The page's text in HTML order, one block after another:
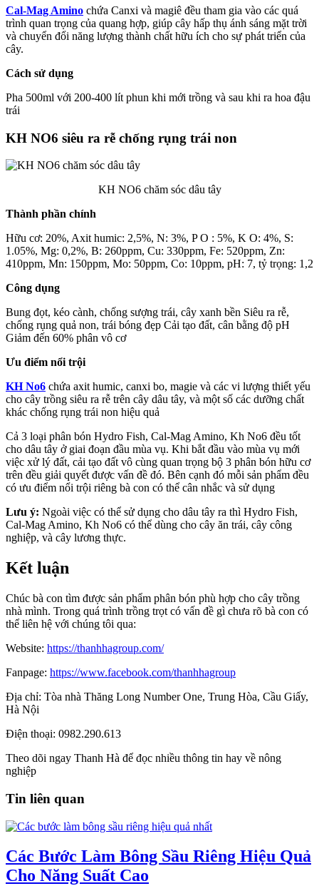
Cal-Mag Amino chứa Canxi và magiê đều tham gia vào các quá
trình quan trọng của quang hợp, giúp cây hấp thụ ánh sáng mặt trời
và chuyển đổi năng lượng thành chất hữu ích cho sự phát triển của
cây.
Cách sử dụng
Pha 500ml với 200-400 lít phun khi mới trồng và sau khi ra hoa đậu
trái
KH NO6 siêu ra rễ chống rụng trái non
KH NO6 chăm sóc dâu tây
Thành phần chính
Hữu cơ: 20%, Axit humic: 2,5%, N: 3%, P O : 5%, K O: 4%, S:
1.05%, Mg: 0,2%, B: 260ppm, Cu: 330ppm, Fe: 520ppm, Zn:
410ppm, Mn: 150ppm, Mo: 50ppm, Co: 10ppm, pH: 7, tỷ trọng: 1,2
Công dụng
Bung đọt, kéo cành, chống sượng trái, cây xanh bền Siêu ra rễ,
chống rụng quả non, trái bóng đẹp Cải tạo đất, cân bằng độ pH
Giảm đến 60% phân vô cơ
Ưu điểm nổi trội
KH No6 chứa axit humic, canxi bo, magie và các vi lượng thiết yếu
cho cây trồng siêu ra rễ trên cây dâu tây, và một số các dưỡng chất
khác chống rụng trái non hiệu quả
Cả 3 loại phân bón Hydro Fish, Cal-Mag Amino, Kh No6 đều tốt
cho dâu tây ở giai đoạn đầu mùa vụ. Khi bắt đầu vào mùa vụ mới
việc xử lý đất, cải tạo đất vô cùng quan trọng bộ 3 phân bón hữu cơ
trên đều giải quyết được vấn đề đó. Bên cạnh đó mỗi sản phẩm đều
có ưu điểm nổi trội riêng bà con có thể cân nhắc và sử dụng
Lưu ý: Ngoài việc có thể sử dụng cho dâu tây ra thì Hydro Fish,
Cal-Mag Amino, Kh No6 có thể dùng cho cây ăn trái, cây công
nghiệp, và cây lương thực.
Kết luận
Chúc bà con tìm được sản phẩm phân bón phù hợp cho cây trồng
nhà mình. Trong quá trình trồng trọt có vấn đề gì chưa rõ bà con có
thể liên hệ với chúng tôi qua:
Website: https://thanhhagroup.com/
Fanpage: https://www.facebook.com/thanhhagroup
Địa chỉ: Tòa nhà Thăng Long Number One, Trung Hòa, Cầu Giấy,
Hà Nội
Điện thoại: 0982.290.613
Theo dõi ngay Thanh Hà để đọc nhiều thông tin hay về nông
nghiệp
Tin liên quan
Các Bước Làm Bông Sầu Riêng Hiệu Quả
Cho Năng Suất Cao